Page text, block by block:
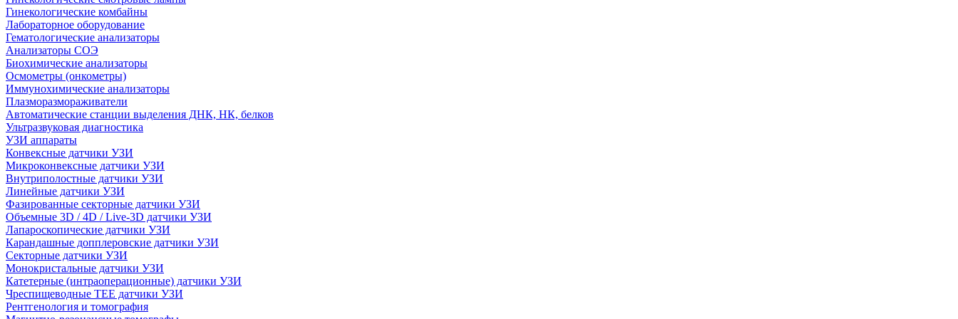
Гинекологические комбайны
Лабораторное оборудование
Гематологические анализаторы
Анализаторы СОЭ
Биохимические анализаторы
Осмометры (онкометры)
Иммунохимические анализаторы
Плазморазмораживатели
Автоматические станции выделения ДНК, НК, белков
Ультразвуковая диагностика
УЗИ аппараты
Конвексные датчики УЗИ
Микроконвексные датчики УЗИ
Внутриполостные датчики УЗИ
Линейные датчики УЗИ
Фазированные секторные датчики УЗИ
Объемные 3D / 4D / Live-3D датчики УЗИ
Лапароскопические датчики УЗИ
Карандашные допплеровские датчики УЗИ
Секторные датчики УЗИ
Монокристальные датчики УЗИ
Катетерные (интраоперационные) датчики УЗИ
Чреспищеводные TEE датчики УЗИ
Рентгенология и томография